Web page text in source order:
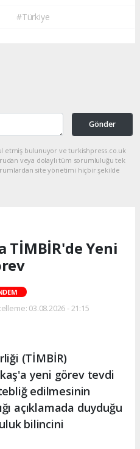
#Türkiye
Gönder
etmiş bulunuyor ve turkishpress.co.uk
veya dolaylı tüm sorumluluğu tek
site yönetimi hiçbir şekilde
TİMBİR'de Yeni
03.08.2026 - 21:15
(TİMBİR)
yeni görev tevdi
edilmesinin
açıklamada duyduğu
bilincini